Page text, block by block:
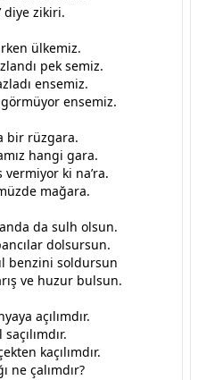
diye zikiri.
ülkemiz.
pek semiz.
ensemiz.
ensemiz.
bir rüzgara.
hangi gara.
ki na’ra.
mağara.
da sulh olsun.
dolsursun.
benzini soldursun
ve huzur bulsun.
açılımdır.
kaçılımdır.
ne çalımdır?